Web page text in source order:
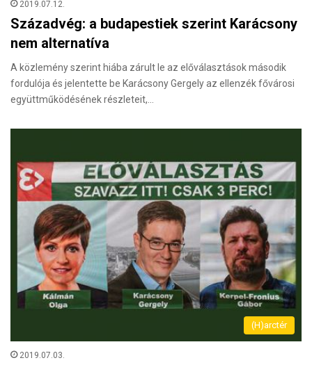
2019.07.12.
Századvég: a budapestiek szerint Karácsony
nem alternatíva
A közlemény szerint hiába zárult le az előválasztások második
fordulója és jelentette be Karácsony Gergely az ellenzék fővárosi
együttműködésének részleteit,…
(H)arctér
2019.07.03.